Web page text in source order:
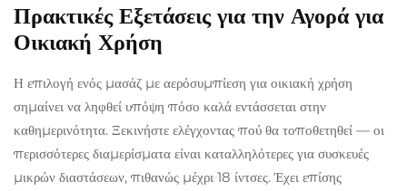
Πρακτικές Εξετάσεις για την Αγορά για
Οικιακή Χρήση
Η επιλογή ενός μασάζ με αερόσυμπίεση για οικιακή χρήση
σημαίνει να ληφθεί υπόψη πόσο καλά εντάσσεται στην
καθημερινότητα. Ξεκινήστε ελέγχοντας πού θα τοποθετηθεί — οι
περισσότερες διαμερίσματα είναι καταλληλότερες για συσκευές
μικρών διαστάσεων, πιθανώς μέχρι 18 ίντσες. Έχει επίσης